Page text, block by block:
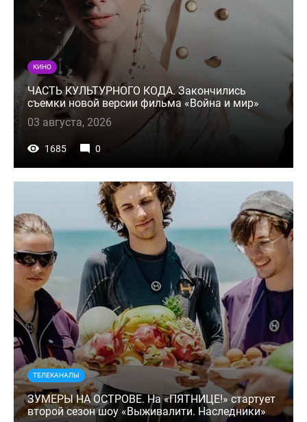
КИНО
ЧАСТЬ КУЛЬТУРНОГО КОДА. Закончились
съемки новой версии фильма «Война и мир»
03 августа, 2026
1685 0
ТЕЛЕКАНАЛЫ
ЗУМЕРЫ НА ОСТРОВЕ. На «ПЯТНИЦЕ!» стартует
второй сезон шоу «Выживалити. Наследники»